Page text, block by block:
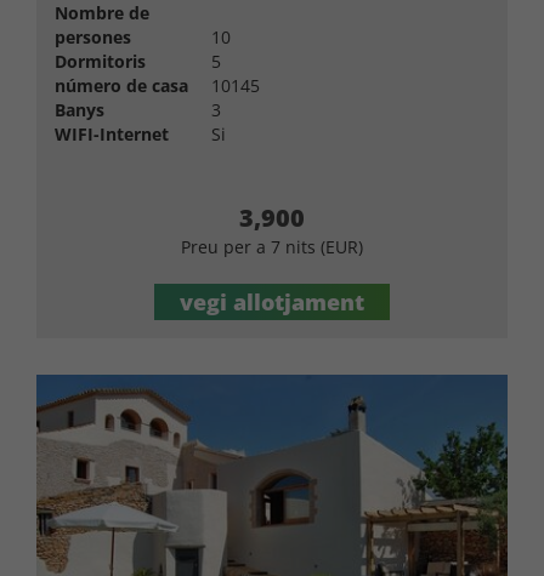
Nombre de
persones
10
Dormitoris
5
número de casa
10145
Banys
3
WIFI-Internet
Si
3,900
Preu per a 7 nits (EUR)
vegi allotjament